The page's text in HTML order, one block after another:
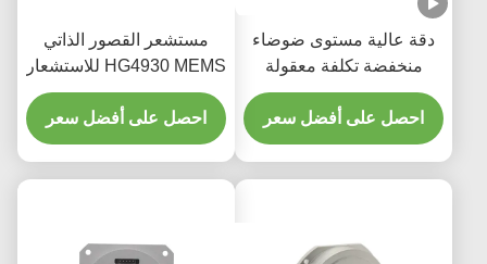
دقة عالية مستوى ضوضاء
منخفضة تكلفة معقولة
ألياف ضوئية ضوئية ضوئية
احصل على أفضل سعر
مستشعر القصور الذاتي
HG4930 MEMS للاستشعار
الدقيق لاتجاه الحركة
احصل على أفضل سعر